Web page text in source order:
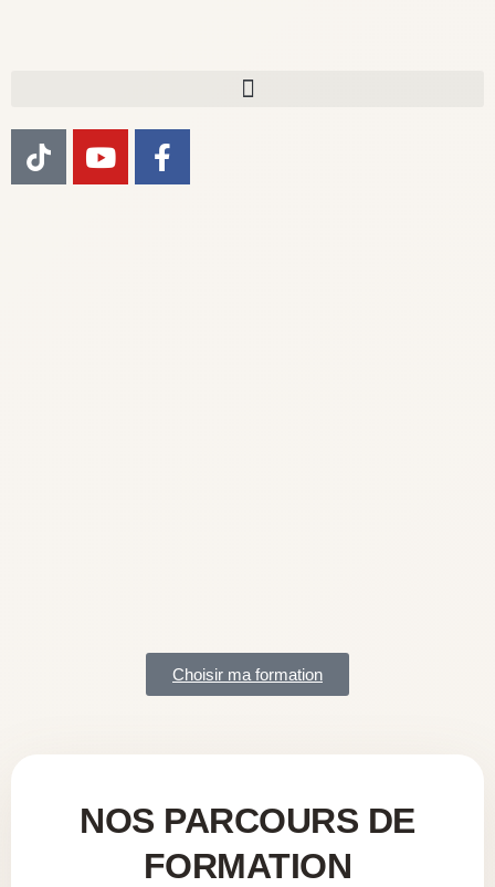
Choisir ma formation
NOS PARCOURS DE
FORMATION